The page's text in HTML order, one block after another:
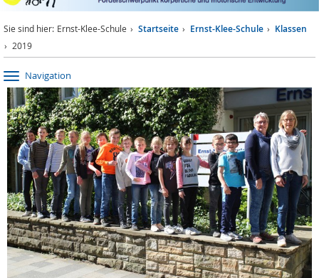
Sie sind hier: Ernst-Klee-Schule Startseite Ernst-Klee-Schule Klassen
2019
Navigation